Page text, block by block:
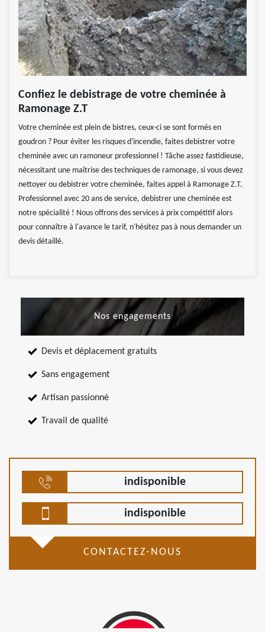
Confiez le debistrage de votre cheminée à
Ramonage Z.T
Votre cheminée est plein de bistres, ceux-ci se sont formés en
goudron ? Pour éviter les risques d'incendie, faites debistrer votre
cheminée avec un ramoneur professionnel ! Tâche assez fastidieuse,
nécessitant une maîtrise des techniques de ramonage, si vous devez
nettoyer ou debistrer votre cheminée, faites appel à Ramonage Z.T.
Professionnel avec 20 ans de service, debistrer une cheminée est
notre spécialité ! Nous offrons des services à prix compétitif alors
pour connaître à l'avance le tarif, n'hésitez pas à nous demander un
devis détaillé.
Nos engagements
Devis et déplacement gratuits
Sans engagement
Artisan passionné
Travail de qualité
indisponible
indisponible
CONTACTEZ-NOUS